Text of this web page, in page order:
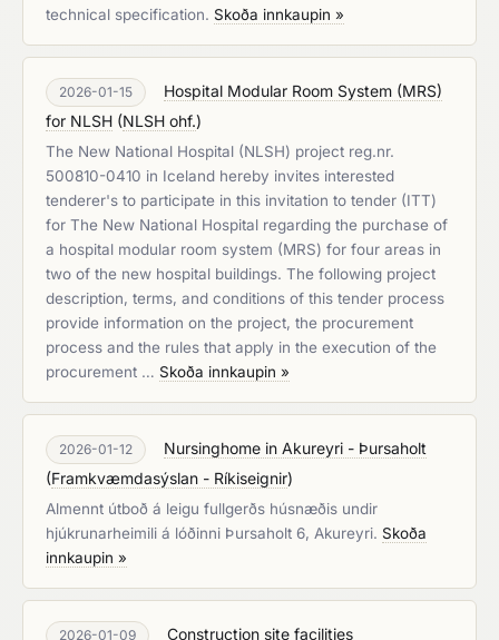
technical specification. Skoða innkaupin »
2026-01-15
Hospital Modular Room System (MRS)
for NLSH (NLSH ohf.)
The New National Hospital (NLSH) project reg.nr.
500810-0410 in Iceland hereby invites interested
tenderer's to participate in this invitation to tender (ITT)
for The New National Hospital regarding the purchase of
a hospital modular room system (MRS) for four areas in
two of the new hospital buildings. The following project
description, terms, and conditions of this tender process
provide information on the project, the procurement
process and the rules that apply in the execution of the
procurement … Skoða innkaupin »
2026-01-12
Nursinghome in Akureyri - Þursaholt
(Framkvæmdasýslan - Ríkiseignir)
Almennt útboð á leigu fullgerðs húsnæðis undir
hjúkrunarheimili á lóðinni Þursaholt 6, Akureyri. Skoða
innkaupin »
2026-01-09
Construction site facilities